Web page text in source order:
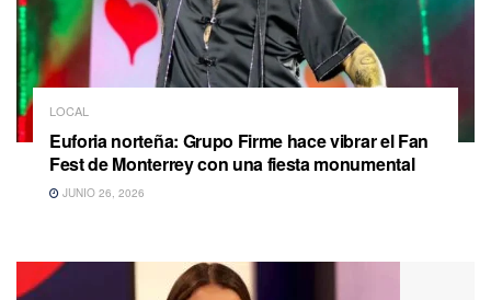
LOCAL
Euforia norteña: Grupo Firme hace vibrar el Fan
Fest de Monterrey con una fiesta monumental
JUNIO 26, 2026